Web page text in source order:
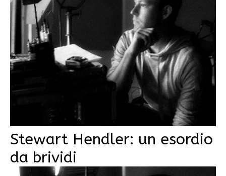
Stewart Hendler: un esordio
da brividi